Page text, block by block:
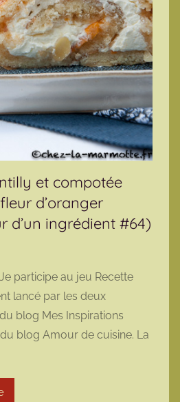
et compotée
d’oranger
d’un ingrédient #64)
r
m
a
r
t
participe au jeu Recette
lancé par les deux
blog Mes Inspirations
blog Amour de cuisine. La